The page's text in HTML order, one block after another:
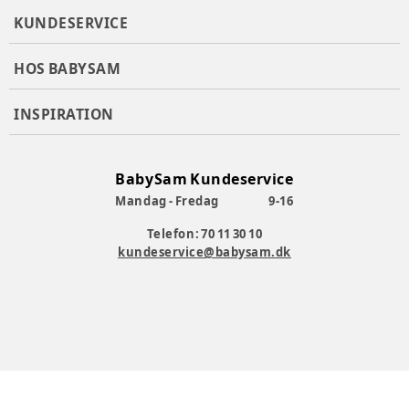
Produktionsland:Kina
Varenummer:383607
KUNDESERVICE
HOS BABYSAM
INSPIRATION
BabySam Kundeservice
Mandag - Fredag
9-16
Telefon: 70 11 30 10
kundeservice@babysam.dk